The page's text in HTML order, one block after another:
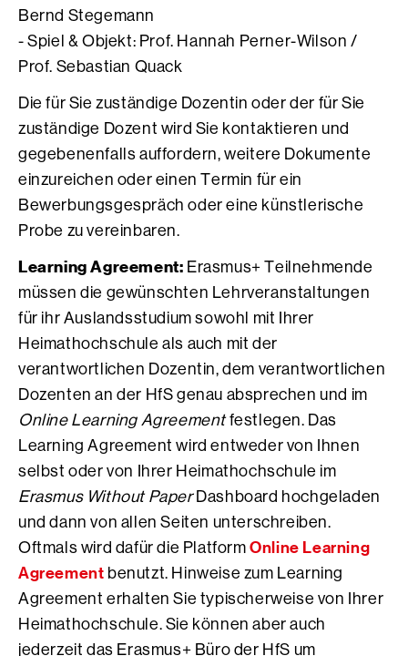
Bernd Stegemann
- Spiel & Objekt: Prof. Hannah Perner-Wilson /
Prof. Sebastian Quack
Die für Sie zuständige Dozentin oder der für Sie
zuständige Dozent wird Sie kontaktieren und
gegebenenfalls auffordern, weitere Dokumente
einzureichen oder einen Termin für ein
Bewerbungsgespräch oder eine künstlerische
Probe zu vereinbaren.
Learning Agreement: Erasmus+ Teilnehmende
müssen die gewünschten Lehrveranstaltungen
für ihr Auslandsstudium sowohl mit Ihrer
Heimathochschule als auch mit der
verantwortlichen Dozentin, dem verantwortlichen
Dozenten an der HfS genau absprechen und im
Online Learning Agreementfestlegen. Das
Learning Agreement wird entweder von Ihnen
selbst oder von Ihrer Heimathochschule im
Erasmus Without PaperDashboard hochgeladen
und dann von allen Seiten unterschreiben.
Oftmals wird dafür die PlatformOnline Learning
Agreement benutzt. Hinweise zum Learning
Agreement erhalten Sie typischerweise von Ihrer
Heimathochschule. Sie können aber auch
jederzeit das Erasmus+ Büro der HfS um